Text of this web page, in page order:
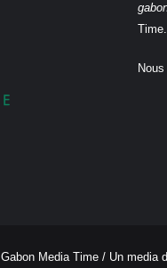
Time.
Gabon Media Time / Un media